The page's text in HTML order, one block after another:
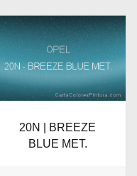
20N | BREEZE
BLUE MET.